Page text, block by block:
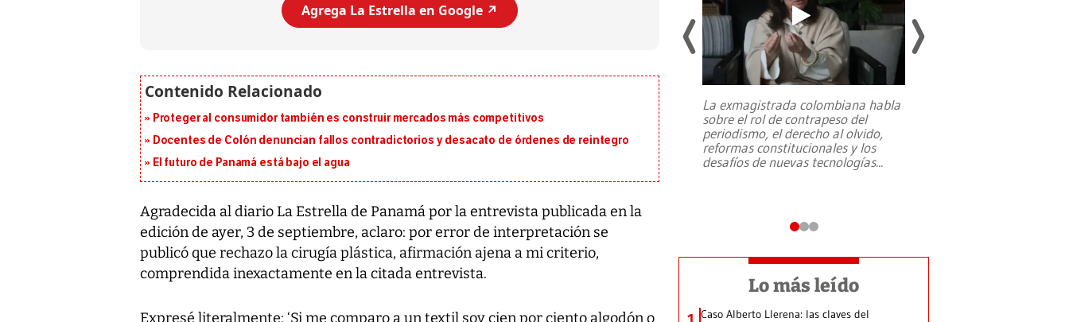
Agrega La Estrella en Google ↗️
Proteger al consumidor también es construir mercados más competitivos
Docentes de Colón denuncian fallos contradictorios y desacato de órdenes de reintegro
El futuro de Panamá está bajo el agua
Agradecida al diario La Estrella de Panamá por la entrevista publicada en la
edición de ayer, 3 de septiembre, aclaro: por error de interpretación se
publicó que rechazo la cirugía plástica, afirmación ajena a mi criterio,
comprendida inexactamente en la citada entrevista.
Expresé literalmente: ‘Si me comparo a un textil soy cien por ciento algodón o
7,1 se registró este martes 28 de
emergencia de gran
La exmagistrada colombiana habla
sobre el rol de contrapeso del
periodismo, el derecho al olvido,
reformas constitucionales y los
desafíos de nuevas tecnologías...
Lo más leído
Caso Alberto Llerena: las claves del